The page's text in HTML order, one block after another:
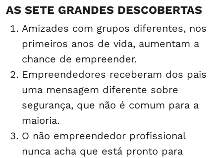
AS SETE GRANDES DESCOBERTAS
Amizades com grupos diferentes, nos
primeiros anos de vida, aumentam a
chance de empreender.
Empreendedores receberam dos pais
uma mensagem diferente sobre
segurança, que não é comum para a
maioria.
O não empreendedor profissional
nunca acha que está pronto para